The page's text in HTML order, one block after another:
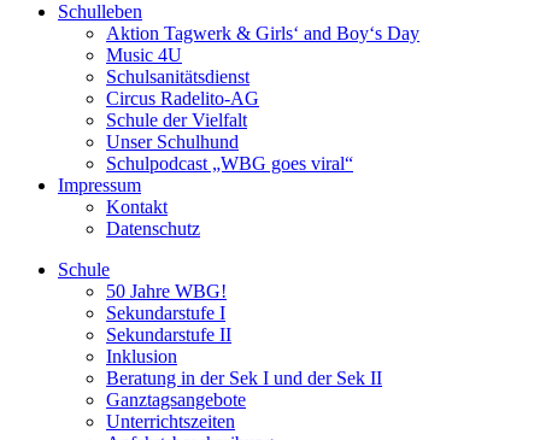
Schulleben
Aktion Tagwerk & Girls‘ and Boy‘s Day
Music 4U
Schulsanitätsdienst
Circus Radelito-AG
Schule der Vielfalt
Unser Schulhund
Schulpodcast „WBG goes viral“
Impressum
Kontakt
Datenschutz
Schule
50 Jahre WBG!
Sekundarstufe I
Sekundarstufe II
Inklusion
Beratung in der Sek I und der Sek II
Ganztagsangebote
Unterrichtszeiten